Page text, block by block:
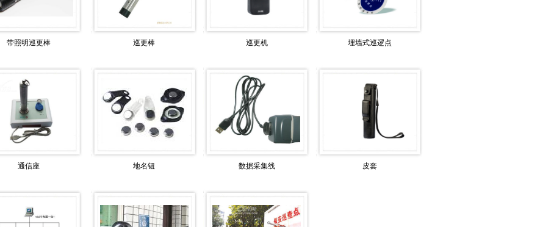
带照明巡更棒 巡更棒 巡更机 埋墙式巡逻点
通信座 地名钮 数据采集线 皮套